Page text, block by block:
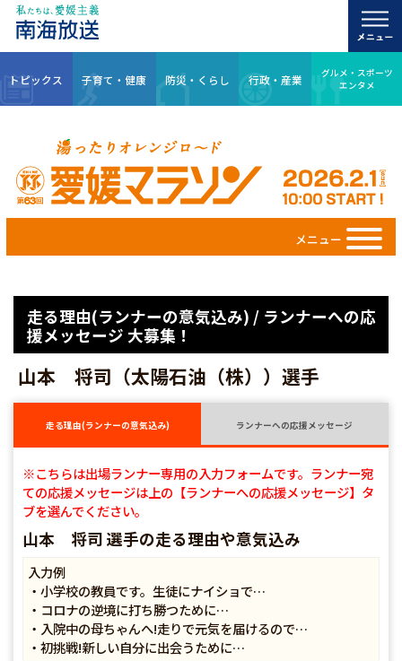
トピックス 子育て・健康 防災・くらし 行政・産業
グルメ・スポーツ
エンタメ
メニュー
走る理由(ランナーの意気込み) / ランナーへの応
援メッセージ 大募集！
山本 将司（太陽石油（株））選手
走る理由(ランナーの意気込み) ランナーへの応援メッセージ
※こちらは出場ランナー専用の入力フォームです。ランナー宛
ての応援メッセージは上の【ランナーへの応援メッセージ】タ
ブを選んでください。
山本 将司 選手の走る理由や意気込み
入力例
・小学校の教員です。生徒にナイショで…
・コロナの逆境に打ち勝つために…
・入院中の母ちゃんへ!走りで元気を届けるので…
・初挑戦!新しい自分に出会うために…